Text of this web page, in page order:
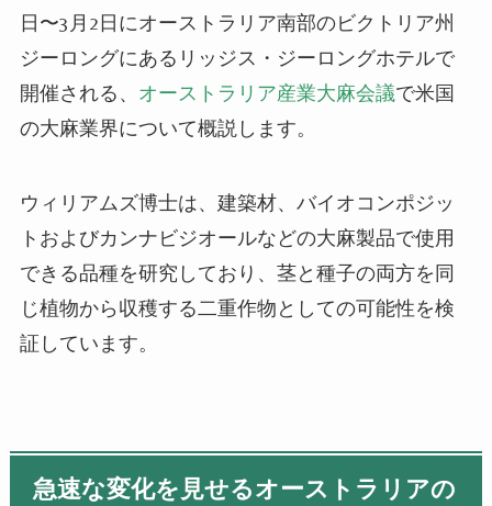
日〜3月2日にオーストラリア南部のビクトリア州
ジーロングにあるリッジス・ジーロングホテルで
開催される、 オーストラリア産業大麻会議で米国
の大麻業界について概説します。
ウィリアムズ博士は、建築材、バイオコンポジッ
トおよびカンナビジオールなどの大麻製品で使用
できる品種を研究しており、茎と種子の両方を同
じ植物から収穫する二重作物としての可能性を検
証しています。
急速な変化を見せるオーストラリアの